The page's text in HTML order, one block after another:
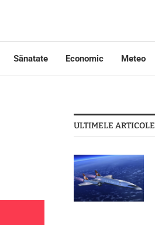
Sănatate Economic Meteo
ULTIMELE ARTICOLE